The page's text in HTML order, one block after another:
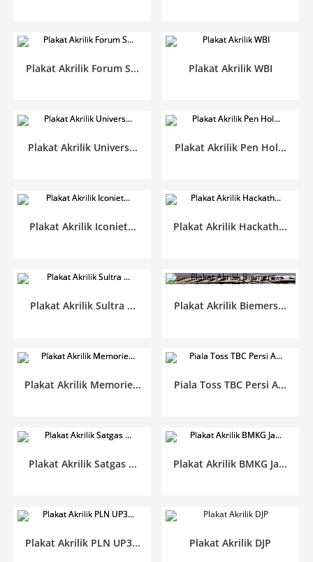
Plakat Akrilik Forum S... Plakat Akrilik WBI
Plakat Akrilik Univers... Plakat Akrilik Pen Hol...
Plakat Akrilik Iconiet... Plakat Akrilik Hackath...
Plakat Akrilik Sultra ... Plakat Akrilik Biemers...
Plakat Akrilik Memorie... Piala Toss TBC Persi A...
Plakat Akrilik Satgas ... Plakat Akrilik BMKG Ja...
Plakat Akrilik PLN UP3... Plakat Akrilik DJP